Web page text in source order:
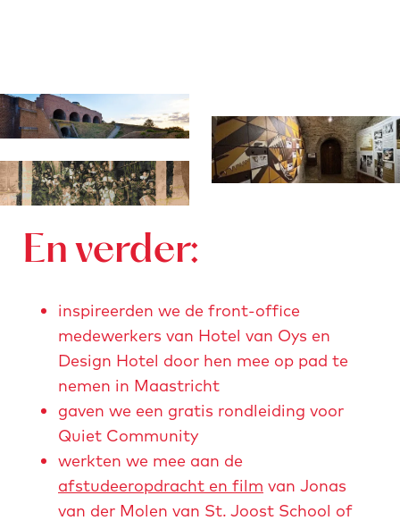
En verder:
inspireerden we de front-office
medewerkers van Hotel van Oys en
Design Hotel door hen mee op pad te
nemen in Maastricht
gaven we een gratis rondleiding voor
Quiet Community
werkten we mee aan de
afstudeeropdracht en film van Jonas
van der Molen van St. Joost School of